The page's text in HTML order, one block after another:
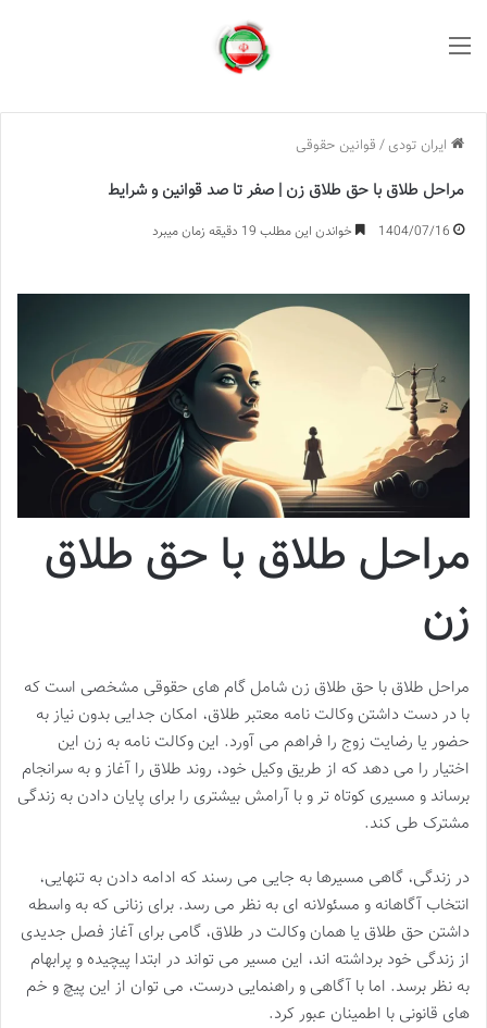
ایران تودی / قوانین حقوقی
مراحل طلاق با حق طلاق زن | صفر تا صد قوانین و شرایط
1404/07/16 خواندن این مطلب 19 دقیقه زمان میبرد
مراحل طلاق با حق طلاق
زن
مراحل طلاق با حق طلاق زن شامل گام های حقوقی مشخصی است که
با در دست داشتن وکالت نامه معتبر طلاق، امکان جدایی بدون نیاز به
حضور یا رضایت زوج را فراهم می آورد. این وکالت نامه به زن این
اختیار را می دهد که از طریق وکیل خود، روند طلاق را آغاز و به سرانجام
برساند و مسیری کوتاه تر و با آرامش بیشتری را برای پایان دادن به زندگی
مشترک طی کند.
در زندگی، گاهی مسیرها به جایی می رسند که ادامه دادن به تنهایی،
انتخاب آگاهانه و مسئولانه ای به نظر می رسد. برای زنانی که به واسطه
داشتن حق طلاق یا همان وکالت در طلاق، گامی برای آغاز فصل جدیدی
از زندگی خود برداشته اند، این مسیر می تواند در ابتدا پیچیده و پرابهام
به نظر برسد. اما با آگاهی و راهنمایی درست، می توان از این پیچ و خم
های قانونی با اطمینان عبور کرد.